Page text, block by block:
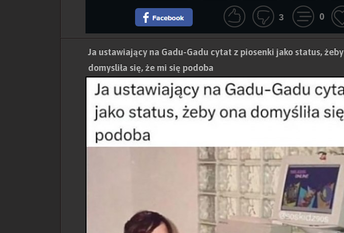
3 0
Ja ustawiający na Gadu-Gadu cytat z piosenki jako status, żeby
domysliła się, że mi się podoba